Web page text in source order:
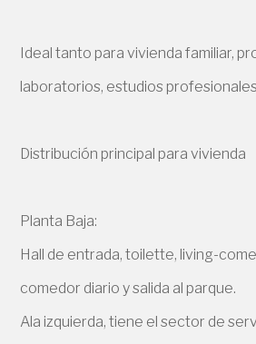
Ideal tanto para vivienda familiar,
laboratorios, estudios
Distribución principal para vivienda
Planta Baja:
Hall de entrada, toilette, living-
comedor diario y salida al parque.
Ala izquierda, tiene el sector de